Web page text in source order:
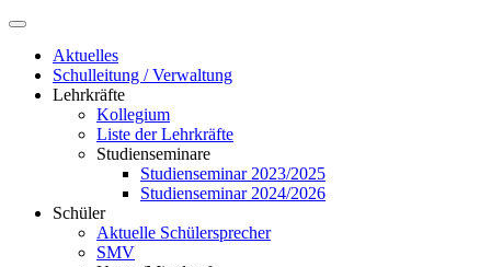
Aktuelles
Schulleitung / Verwaltung
Lehrkräfte
Kollegium
Liste der Lehrkräfte
Studienseminare
Studienseminar 2023/2025
Studienseminar 2024/2026
Schüler
Aktuelle Schülersprecher
SMV